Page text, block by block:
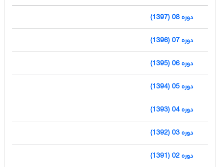
دوره 08 (1397)
دوره 07 (1396)
دوره 06 (1395)
دوره 05 (1394)
دوره 04 (1393)
دوره 03 (1392)
دوره 02 (1391)